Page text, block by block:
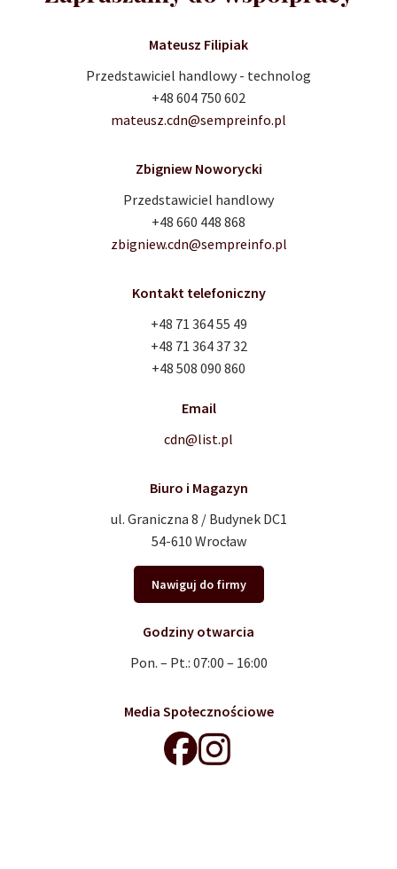
Biuro i Magazyn
ul. Graniczna 8 / Budynek DC1
54-610 Wrocław
Nawiguj do firmy
Godziny otwarcia
Pon. – Pt.: 07:00 – 16:00
Kontakt telefoniczny
+48 71 364 55 49
+48 71 364 37 32
+48 508 090 860
Email
cdn@list.pl
Mateusz Filipiak
Przedstawiciel handlowy - technolog
+48 604 750 602
mateusz.cdn@sempreinfo.pl
Zbigniew Noworycki
Przedstawiciel handlowy
+48 660 448 868
zbigniew.cdn@sempreinfo.pl
Media Społecznościowe